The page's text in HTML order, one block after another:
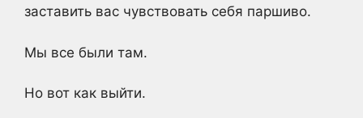
заставить вас чувствовать себя паршиво.
Мы все были там.
Но вот как выйти.